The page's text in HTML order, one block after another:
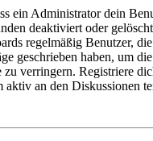
ein Administrator dein
deaktiviert oder
regelmäßig Benutzer,
geschrieben haben, um die
zu verringern. Registriere
aktiv an den Diskussionen